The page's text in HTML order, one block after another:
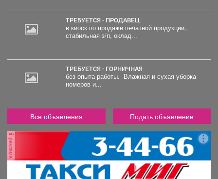
ТРЕБУЕТСЯ - ПРОДАВЕЦ
в киоск по продаже печатной продукции,.
стабильная з/п, оклад...
ТРЕБУЕТСЯ - ГОРНИЧНАЯ
без опыта работы. -Влажная и сухая уборка
номеров и...
Все объявления Подать объявление
реклама